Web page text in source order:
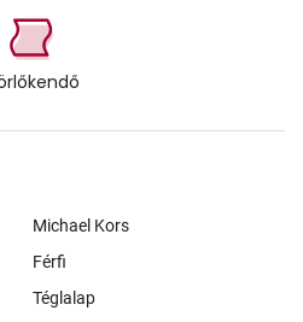
Michael Kors
Férfi
Téglalap